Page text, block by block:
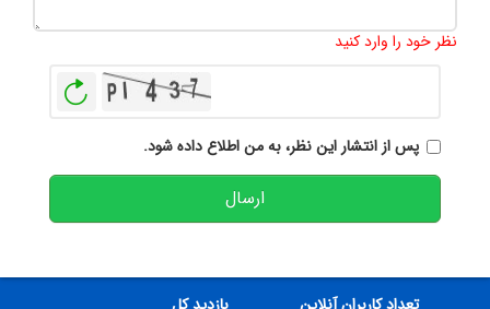
نظر خود را وارد کنید
پس از انتشار این نظر، به من اطلاع داده شود.
ارسال